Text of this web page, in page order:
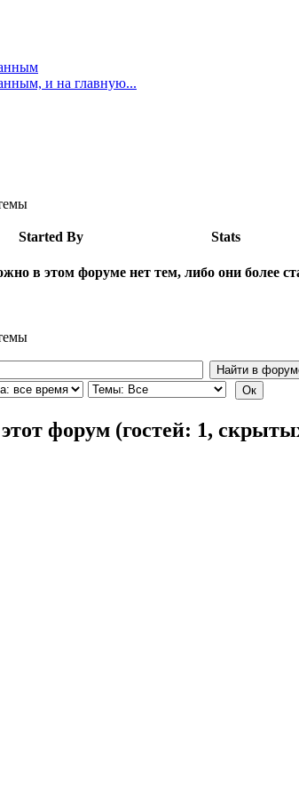
и на главную...
Started By Stats
в этом форуме нет тем, либо они более
форум (гостей: 1,